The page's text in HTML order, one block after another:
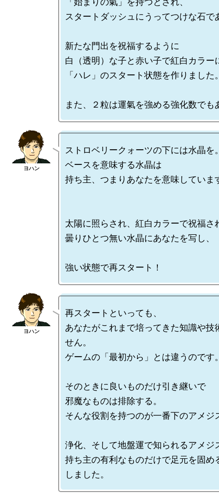
スタートダッシュにうってつけな石で
新たな門出を祝福するように
白（透明）な子と赤い子で紅白カラー
「ハレ」のスタート状態を作りました
ストロベリークォーツの下には水晶を
ベースを意味する水晶は
持ち主、つまりあなたを意味していま
太陽に照らされ、紅白カラーで祝福さ
曇りひとつ無い水晶にあなたを写し、
再スタートといっても、
あなたがこれまで培ってきた知識や技
せん。
ゲームの「最初から」とは違うのです
そのときに良いものだけ引き継いで
邪魔なものは排除する。
そんな役割を持つのが一番下のアメジ
浄化、そして地盤運で知られるアメジ
持ち主の有利なものだけで足元を固め